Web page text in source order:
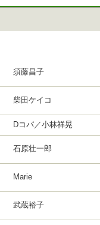
須藤昌子
柴田ケイコ
Dコパ／小林祥晃
石原壮一郎
Marie
武蔵裕子